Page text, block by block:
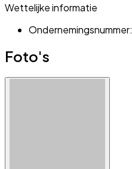
Wettelijke informatie
Ondernemingsnummer:
Foto's